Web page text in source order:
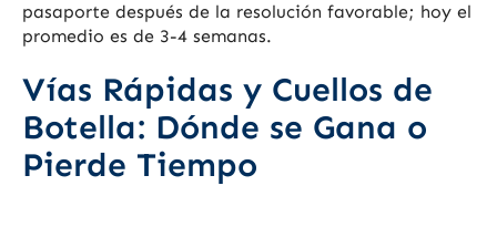
pasaporte después de la resolución favorable; hoy el
promedio es de 3-4 semanas.
Vías Rápidas y Cuellos de
Botella: Dónde se Gana o
Pierde Tiempo